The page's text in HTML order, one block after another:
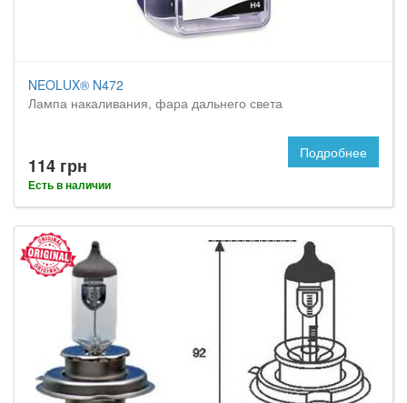
NEOLUX® N472
Лампа накаливания, фара дальнего света
114 грн
Есть в наличии
Подробнее